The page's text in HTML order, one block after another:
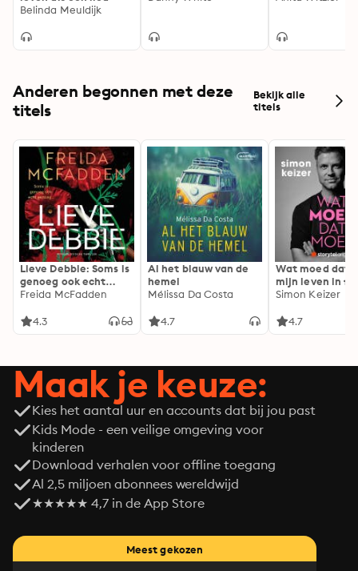
Belinda Meuldijk
Anderen begonnen met deze
titels
Bekijk alle
titels
Lieve Debbie: Soms is
genoeg ook echt
genoeg...
Freida McFadden
4.3
Al het blauw van de
hemel
Mélissa Da Costa
4.7
Wat moed dat
mijn leven in
Simon Keizer
4.7
Maak je keuze:
Kies het aantal uur en accounts dat bij jou past
Kids Mode - een veilige omgeving voor
kinderen
Download verhalen voor offline toegang
Al 2,5 miljoen abonnees wereldwijd
★★★★★ 4,7 in de App Store
Meest gekozen